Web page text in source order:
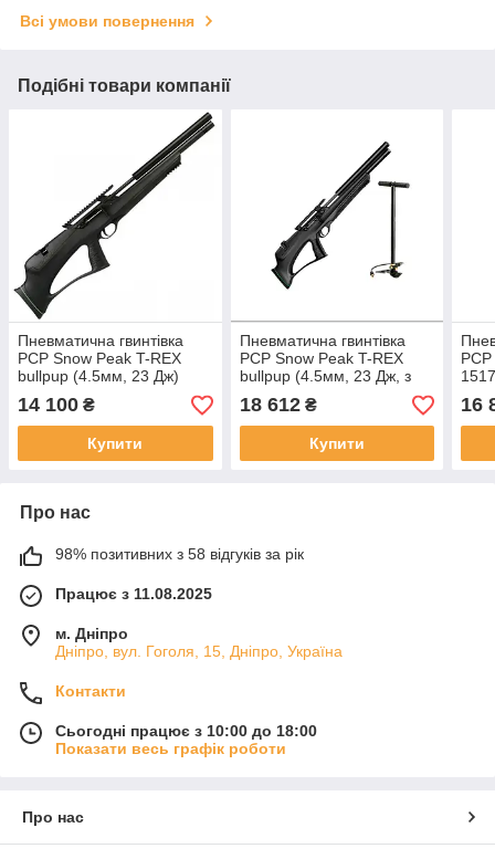
Всі умови повернення
Подібні товари компанії
Пневматична гвинтівка
PCP Snow Peak T-REX
bullpup (4.5мм, 23 Дж)
14 100 ₴
Купити
Пневматична гвинтівка
PCP Snow Peak T-REX
bullpup (4.5мм, 23 Дж, з
насосом SP30E)
18 612₴
Купити
4x32
16
Про нас
98% позитивних з 58 відгуків за рік
Працює з 11.08.2025
м. Дніпро
Дніпро, вул. Гоголя, 15, Дніпро, Україна
Контакти
Сьогодні працює з 10:00 до 18:00
Показати весь графік роботи
Про нас